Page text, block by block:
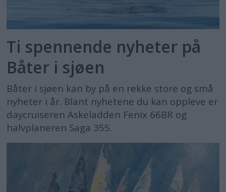
Ti spennende nyheter på
Båter i sjøen
Båter i sjøen kan by på en rekke store og små
nyheter i år. Blant nyhetene du kan oppleve er
daycruiseren Askeladden Fenix 66BR og
halvplaneren Saga 355.